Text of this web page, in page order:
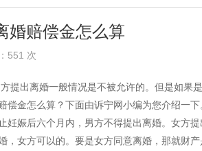
婚赔偿金怎么算
551 次
出离婚一般情况是不被允许的。但是如果
偿金怎么算？下面由诉宁网小编为您介绍
娠后六个月内，男方不得提出离婚。女方提
女方可以的。要是女方同意离婚，那就财